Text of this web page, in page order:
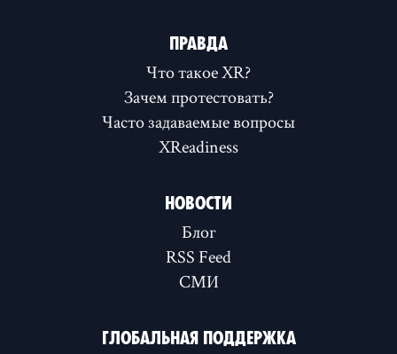
ПРАВДА
Что такое XR?
Зачем протестовать?
Часто задаваемые вопросы
XReadiness
НОВОСТИ
Блог
RSS Feed
СМИ
ГЛОБАЛЬНАЯ ПОДДЕРЖКА